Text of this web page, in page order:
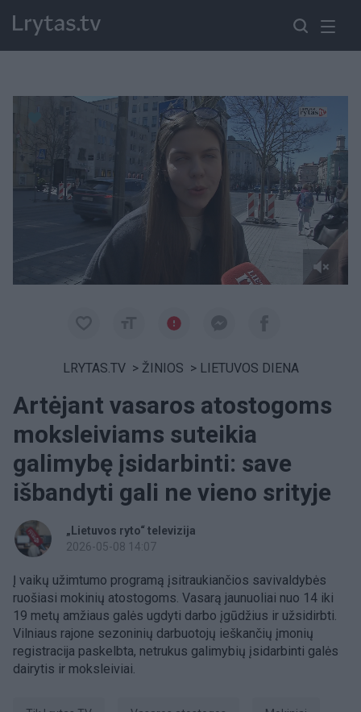
LRYTAS.TV > ŽINIOS > LIETUVOS DIENA
Artėjant vasaros atostogoms
moksleiviams suteikia
galimybę įsidarbinti: save
išbandyti gali ne vieno srityje
„Lietuvos ryto“ televizija
2026-05-08 14:07
Į vaikų užimtumo programą įsitraukiančios savivaldybės
ruošiasi mokinių atostogoms. Vasarą jaunuoliai nuo 14 iki
19 metų amžiaus galės ugdyti darbo įgūdžius ir užsidirbti.
Vilniaus rajone sezoninių darbuotojų ieškančių įmonių
registracija paskelbta, netrukus galimybių įsidarbinti galės
dairytis ir moksleiviai.